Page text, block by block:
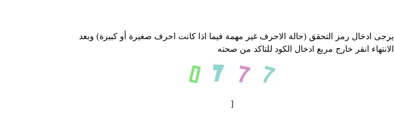
يرجى ادخال رمز التحقق (حالة الاحرف غير مهمة فيما اذا كانت احرف صغيرة أو كبيرة) وبعد
الانتهاء انقر خارج مربع ادخال الكود للتاكد من صحته
[